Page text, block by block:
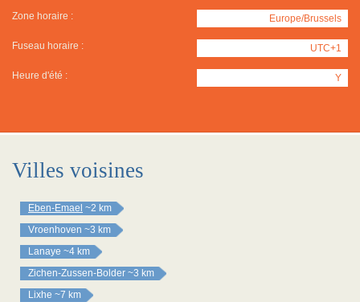
Zone horaire : Europe/Brussels
Fuseau horaire : UTC+1
Heure d'été : Y
Villes voisines
Eben-Emael ~2 km
Vroenhoven ~3 km
Lanaye ~4 km
Zichen-Zussen-Bolder ~3 km
Lixhe ~7 km